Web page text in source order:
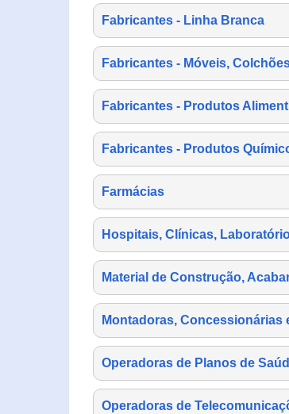
Fabricantes - Linha Branca
Fabricantes - Móveis,
Fabricantes - Produtos
Fabricantes - Produtos
Farmácias
Hospitais, Clínicas,
Material de Construção,
Montadoras,
Operadoras de Planos de
Operadoras de